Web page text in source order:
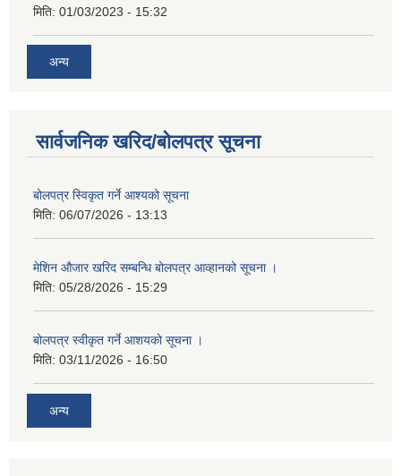
मिति: 01/03/2023 - 15:32
अन्य
सार्वजनिक खरिद/बोलपत्र सूचना
बोलपत्र स्विकृत गर्ने आश्यको सूचना
मिति: 06/07/2026 - 13:13
मेशिन औजार खरिद सम्बन्धि बोलपत्र आव्हानको सूचना ।
मिति: 05/28/2026 - 15:29
बोलपत्र स्वीकृत गर्ने आशयको सूचना ।
मिति: 03/11/2026 - 16:50
अन्य